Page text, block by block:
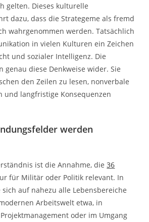
gelten. Dieses kulturelle
dazu, dass die Strategeme als fremd
wahrgenommen werden. Tatsächlich
in vielen Kulturen ein Zeichen
und sozialer Intelligenz. Die
genau diese Denkweise wider. Sie
den Zeilen zu lesen, nonverbale
und langfristige Konsequenzen
werden
ist die Annahme, die36
für Militär oder Politik relevant. In
auf nahezu alle Lebensbereiche
Arbeitswelt etwa, in
oder im Umgang